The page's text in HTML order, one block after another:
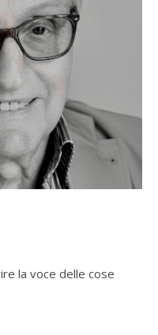
la voce delle cose